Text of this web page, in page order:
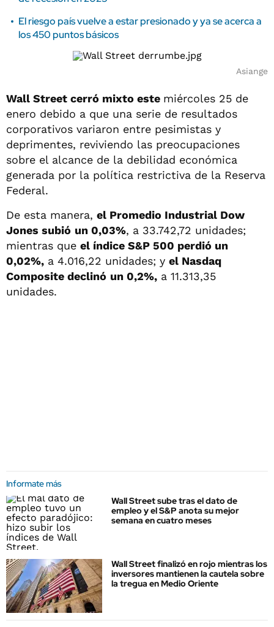
El riesgo país vuelve a estar presionado y ya se acerca a
los 450 puntos básicos
Asiange
Wall Street cerró mixto este miércoles 25 de
enero debido a que una serie de resultados
corporativos variaron entre pesimistas y
deprimentes, reviviendo las preocupaciones
sobre el alcance de la debilidad económica
generada por la política restrictiva de la Reserva
Federal.
De esta manera, el Promedio Industrial Dow
Jones subió un 0,03%, a 33.742,72 unidades;
mientras que el índice S&P 500 perdió un
0,02%, a 4.016,22 unidades; y el Nasdaq
Composite declinó un 0,2%, a 11.313,35
unidades.
Informate más
Wall Street sube tras el dato de
empleo y el S&P anota su mejor
semana en cuatro meses
Wall Street finalizó en rojo mientras los
inversores mantienen la cautela sobre
la tregua en Medio Oriente